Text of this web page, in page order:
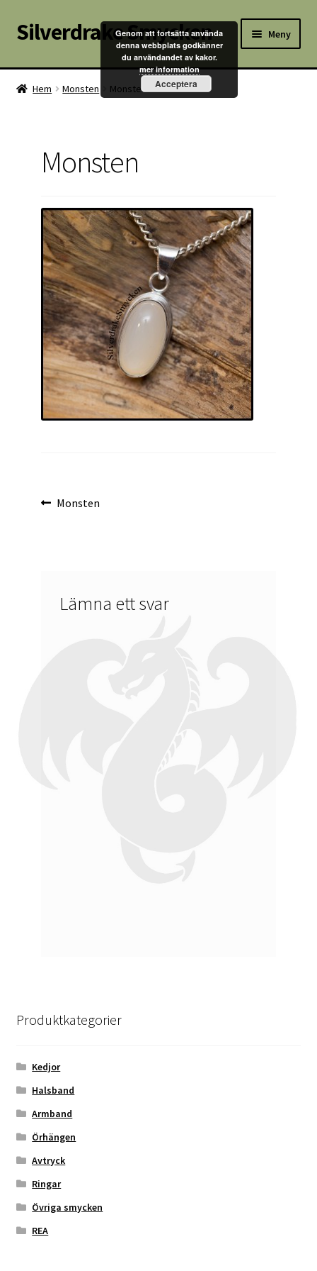
Hoppa
till
Hoppa
till
Silverdrake Smycken Meny
Hem
Kassan
Mitt konto
Hem Monsten Monsten
Monsten
Inläggsnavigering
Föregående
Monsten
Lämna ett svar
Produktkategorier
Kedjor
Halsband
Armband
Örhängen
Avtryck
Ringar
Övriga smycken
REA
Genom att fortsätta använda
denna webbplats godkänner
du användandet av kakor.
mer information
Acceptera